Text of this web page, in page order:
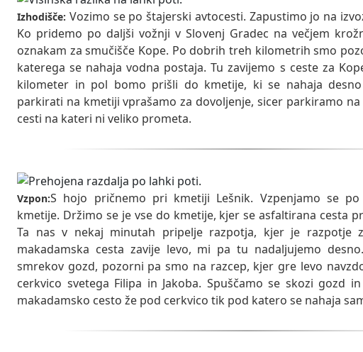
Izhodišče: Vozimo se po štajerski avtocesti. Zapustimo jo na
Ko pridemo po daljši vožnji v Slovenj Gradec na večjem
oznakam za smučišče Kope. Po dobrih treh kilometrih smo
katerega se nahaja vodna postaja. Tu zavijemo s ceste za
kilometer in pol bomo prišli do kmetije, ki se nahaja
parkirati na kmetiji vprašamo za dovoljenje, sicer parkiramo
cesti na kateri ni veliko prometa.
Vzpon:S hojo pričnemo pri kmetiji Lešnik. Vzpenjamo se
kmetije. Držimo se je vse do kmetije, kjer se asfaltirana cesta
Ta nas v nekaj minutah pripelje razpotja, kjer je razpotje
makadamska cesta zavije levo, mi pa tu nadaljujemo
smrekov gozd, pozorni pa smo na razcep, kjer gre levo
cerkvico svetega Filipa in Jakoba. Spuščamo se skozi gozd
makadamsko cesto že pod cerkvico tik pod katero se nahaja